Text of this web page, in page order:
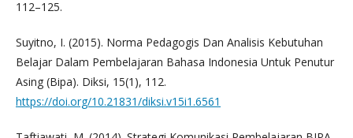
112–125.
Suyitno, I. (2015). Norma Pedagogis Dan Analisis Kebutuhan
Belajar Dalam Pembelajaran Bahasa Indonesia Untuk Penutur
Asing (Bipa). Diksi, 15(1), 112.
https://doi.org/10.21831/diksi.v15i1.6561